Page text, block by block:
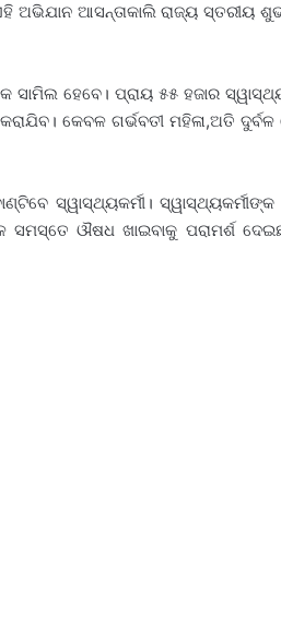
ଆସନ୍ତାକାଲି ରାଜ୍ୟ ସ୍ତରୀୟ
ହେବେ। ପ୍ରାୟ ୫୫ ହଜାର
କେବଳ ଗର୍ଭବତୀ ମହିଳା,ଅତି ଦୁର୍ବଳ
ସ୍ୱାସ୍ଥ୍ୟକର୍ମୀ।
ଔଷଧ ଖାଇବାକୁ ପରାମର୍ଶ